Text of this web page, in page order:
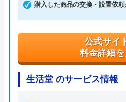
大阪府大阪市
購入した商品の交換・設置依頼
公式サイ
料金詳細
生活堂 のサービス情報